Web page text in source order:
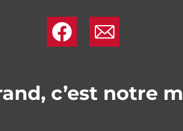
. .
c’est notre